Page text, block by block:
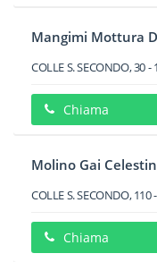
Mangimi Mottura
COLLE S. SECONDO, 30-
Chiama
Molino Gai
COLLE S. SECONDO, 110-
Chiama